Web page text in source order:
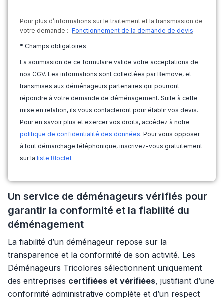
Pour plus d’informations sur le traitement et la transmission de
votre demande : Fonctionnement de la demande de devis
* Champs obligatoires
La soumission de ce formulaire valide votre acceptations de
nos CGV. Les informations sont collectées par Bemove, et
transmises aux déménageurs partenaires qui pourront
répondre à votre demande de déménagement. Suite à cette
mise en relation, ils vous contacteront pour établir vos devis.
Pour en savoir plus et exercer vos droits, accédez à notre
politique de confidentialité des données. Pour vous opposer
à tout démarchage téléphonique, inscrivez-vous gratuitement
sur la liste Bloctel.
Un service de déménageurs vérifiés pour
garantir la conformité et la fiabilité du
déménagement
La fiabilité d’un déménageur repose sur la
transparence et la conformité de son activité. Les
Déménageurs Tricolores sélectionnent uniquement
des entreprises certifiées et vérifiées, justifiant d’une
conformité administrative complète et d’un respect